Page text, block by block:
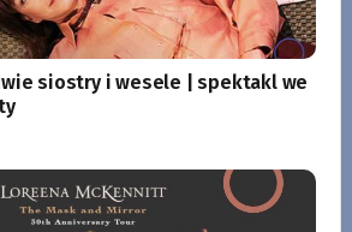
siostry i wesele | spektakl we